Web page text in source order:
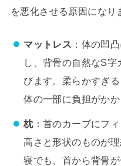
を悪化させる原因になり
マットレス ：体の凹
し、背骨の自然なS
びます。柔らかすぎ
体の一部に負担がかか
枕：首のカーブにフ
高さと形状のものが
寝でも、首から背骨